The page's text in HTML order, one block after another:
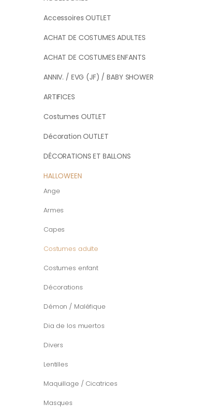
Accessoires OUTLET
ACHAT DE COSTUMES ADULTES
ACHAT DE COSTUMES ENFANTS
ANNIV. / EVG (JF) / BABY SHOWER
ARTIFICES
Costumes OUTLET
Décoration OUTLET
DÉCORATIONS ET BALLONS
HALLOWEEN
Ange
Armes
Capes
Costumes adulte
Costumes enfant
Décorations
Démon / Maléfique
Dia de los muertos
Divers
Lentilles
Maquillage / Cicatrices
Masques